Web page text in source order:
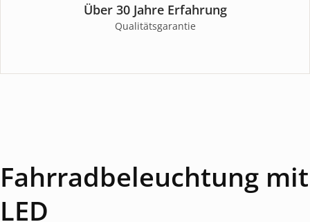
Über 30 Jahre Erfahrung
Qualitätsgarantie
Fahrradbeleuchtung mit
LED